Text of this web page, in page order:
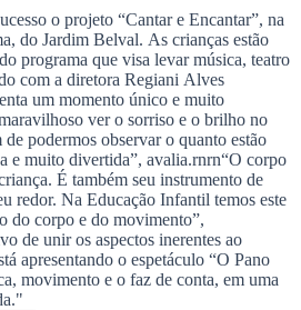
o projeto “Cantar e Encantar”, na
do Jardim Belval. As crianças estão
programa que visa levar música, teatro
com a diretora Regiani Alves
um momento único e muito
ver o sorriso e o brilho no
podermos observar o quanto estão
e muito divertida”, avalia.rnrn“O corpo
É também seu instrumento de
redor. Na Educação Infantil temos este
do corpo e do movimento”,
de unir os aspectos inerentes ao
apresentando o espetáculo “O Pano
movimento e o faz de conta, em uma